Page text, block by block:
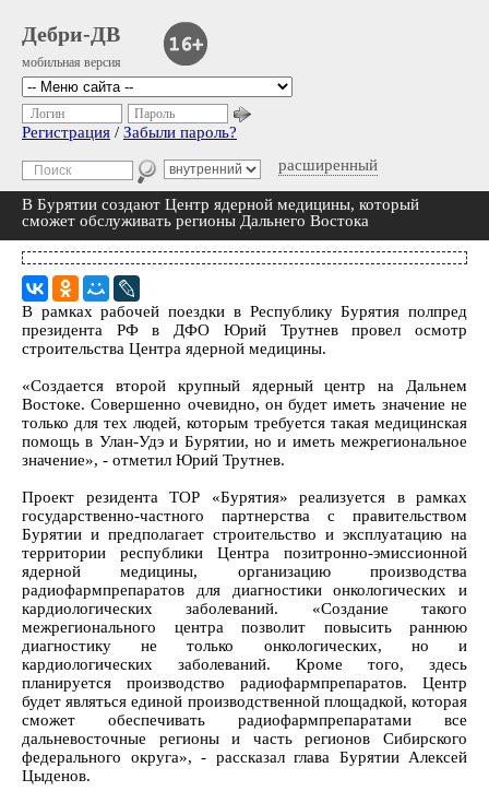
Дебри-ДВ
мобильная версия
расширенный
Логин Пароль
Регистрация / Забыли пароль?
В Бурятии создают Центр ядерной медицины, который
сможет обслуживать регионы Дальнего Востока
В рамках рабочей поездки в Республику Бурятия полпред
президента РФ в ДФО Юрий Трутнев провел осмотр
строительства Центра ядерной медицины.
«Создается второй крупный ядерный центр на Дальнем
Востоке. Совершенно очевидно, он будет иметь значение не
только для тех людей, которым требуется такая медицинская
помощь в Улан-Удэ и Бурятии, но и иметь межрегиональное
значение», - отметил Юрий Трутнев.
Проект резидента ТОР «Бурятия» реализуется в рамках
государственно-частного партнерства с правительством
Бурятии и предполагает строительство и эксплуатацию на
территории республики Центра позитронно-эмиссионной
ядерной медицины, организацию производства
радиофармпрепаратов для диагностики онкологических и
кардиологических заболеваний. «Создание такого
межрегионального центра позволит повысить раннюю
диагностику не только онкологических, но и
кардиологических заболеваний. Кроме того, здесь
планируется производство радиофармпрепаратов. Центр
будет являться единой производственной площадкой, которая
сможет обеспечивать радиофармпрепаратами все
дальневосточные регионы и часть регионов Сибирского
федерального округа», - рассказал глава Бурятии Алексей
Цыденов.